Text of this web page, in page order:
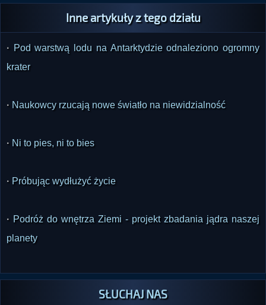
Inne artykuły z tego działu
· Pod warstwą lodu na Antarktydzie odnaleziono ogromny
krater
· Naukowcy rzucają nowe światło na niewidzialność
· Ni to pies, ni to bies
· Próbując wydłużyć życie
· Podróż do wnętrza Ziemi - projekt zbadania jądra naszej
planety
SŁUCHAJ NAS